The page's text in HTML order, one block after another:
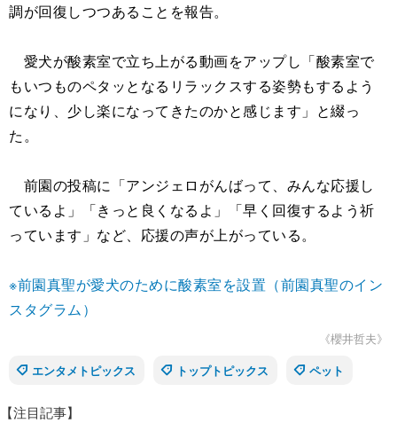
調が回復しつつあることを報告。
愛犬が酸素室で立ち上がる動画をアップし「酸素室で
もいつものペタッとなるリラックスする姿勢もするよう
になり、少し楽になってきたのかと感じます」と綴っ
た。
前園の投稿に「アンジェロがんばって、みんな応援し
ているよ」「きっと良くなるよ」「早く回復するよう祈
っています」など、応援の声が上がっている。
※前園真聖が愛犬のために酸素室を設置（前園真聖のイン
スタグラム）
《櫻井哲夫》
エンタメトピックス
トップトピックス ペット
【注目記事】